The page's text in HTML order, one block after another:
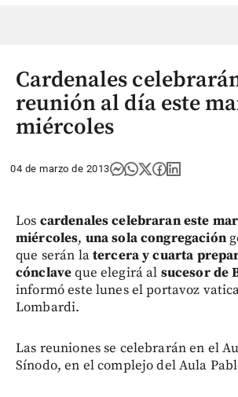
Cardenales
reunión al día este
miércoles
04 de marzo de 2013
Los cardenales celebraran este
miércoles, una sola congregación
que serán latercera y cuarta
cónclaveque elegirá al sucesor de
informó este lunes el portavoz
Lombardi.
Las reuniones se celebrarán en el
Sínodo, en el complejo del Aula